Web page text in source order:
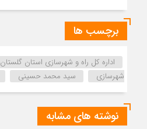
برچسب ها
اداره كل راه و شهرسازي استان گلستان
شهرسازی
سید محمد حسینی
نوشته های مشابه